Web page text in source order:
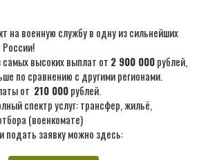
на военную службу в одну из сильнейших
высоких выплат от 2 900 000рублей,
по сравнению с другими регионами.
от 210 000рублей.
спектр услуг: трансфер, жильё,
(военкомате)
подать заявку можно здесь: